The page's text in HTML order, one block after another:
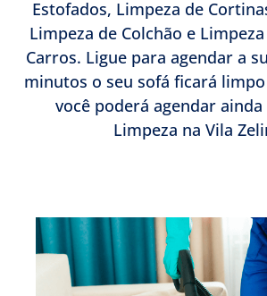
Estofados, Limpeza de
Limpeza de Colchão e
Carros. Ligue para agendar a
minutos o seu sofá ficará
você poderá agendar ainda
Limpeza na Vila